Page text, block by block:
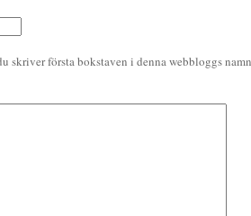
skriver första bokstaven i denna webbloggs